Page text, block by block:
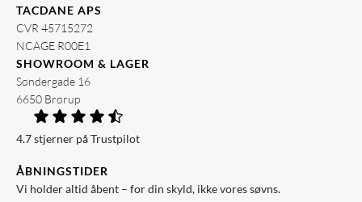
TACDANE APS
CVR 45715272
NCAGE R00E1
SHOWROOM & LAGER
Søndergade 16
6650 Brørup
4.7 stjerner på Trustpilot
ÅBNINGSTIDER
Vi holder altid åbent – for din skyld, ikke vores søvns.